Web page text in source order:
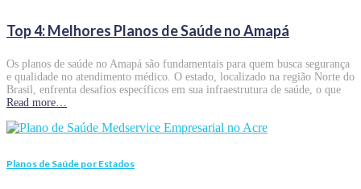
Top 4: Melhores Planos de Saúde no Amapá
Os planos de saúde no Amapá são fundamentais para quem busca segurança
e qualidade no atendimento médico. O estado, localizado na região Norte do
Brasil, enfrenta desafios específicos em sua infraestrutura de saúde, o que
Read more…
Planos de Saúde por Estados